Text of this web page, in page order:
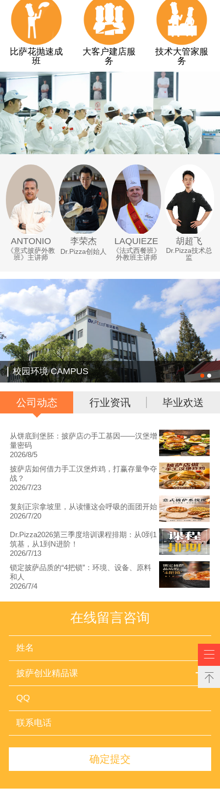


比萨花抛速成
班
大客户建店服
务
技术大管家服
务
ANTONIO
《意式披萨外教
班》主讲师
李荣杰
Dr.Pizza创始人
LAQUIEZE
《法式西餐班》
外教班主讲师
胡超飞
Dr.Pizza技术总
监
校园环境 CAMPUS
公司动态 行业资讯 毕业欢送
从饼底到堡胚：披萨店の手工基因——汉堡增
量密码
2026/8/5
披萨店如何借力手工汉堡炸鸡，打赢存量争夺
战？
2026/7/23
复刻正宗拿坡里，从读懂这会呼吸的面团开始
2026/7/20
Dr.Pizza2026第三季度培训课程排期：从0到1
筑基，从1到N进阶！
2026/7/13
锁定披萨品质的“4把锁”：环境、设备、原料
和人
2026/7/4
在线留言咨询